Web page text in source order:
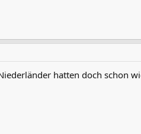
hatten doch schon